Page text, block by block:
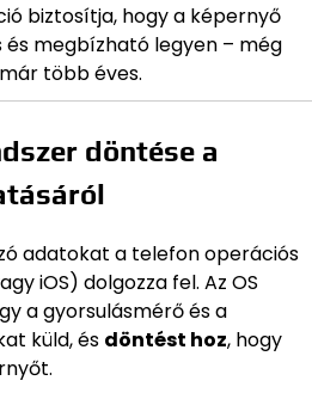
biztosítja, hogy a képernyő
megbízható legyen – még
több éves.
döntése a
adatokat a telefon operációs
iOS) dolgozza fel. Az OS
a gyorsulásmérő és a
küld, és döntést hoz, hogy